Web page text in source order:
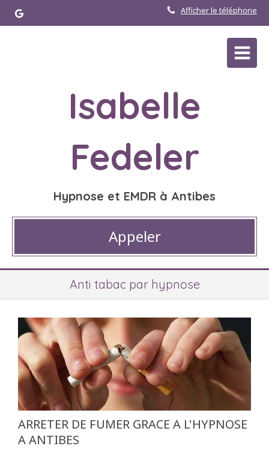
Afficher le téléphone
Isabelle
Fedeler
Hypnose et EMDR à Antibes
Appeler
Anti tabac par hypnose
ARRETER DE FUMER GRACE A L'HYPNOSE
A ANTIBES